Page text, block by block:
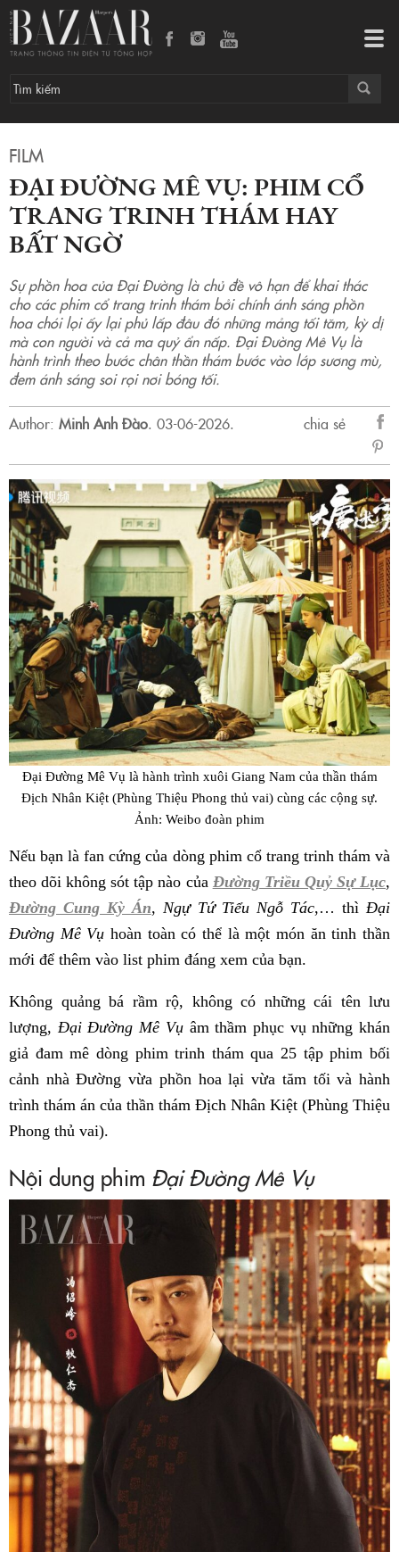
FILM
ĐẠI ĐƯỜNG MÊ VỤ: PHIM CỔ
TRANG TRINH THÁM HAY
BẤT NGỜ
Sự phồn hoa của Đại Đường là chủ đề vô hạn để khai thác
cho các phim cổ trang trinh thám bởi chính ánh sáng phồn
hoa chói lọi ấy lại phủ lấp đâu đó những mảng tối tăm, kỳ dị
mà con người và cả ma quỷ ẩn nấp. Đại Đường Mê Vụ là
hành trình theo bước chân thần thám bước vào lớp sương mù,
đem ánh sáng soi rọi nơi bóng tối.
Author: Minh Anh Đào. 03-06-2026.
chia sẻ
sẻ
Đại Đường Mê Vụ là hành trình xuôi Giang Nam của thần thám
Địch Nhân Kiệt (Phùng Thiệu Phong thủ vai) cùng các cộng sự.
Ảnh: Weibo đoàn phim
Nếu bạn là fan cứng của dòng phim cổ trang trinh thám và
theo dõi không sót tập nào của Đường Triều Quỷ Sự Lục,
Đường Cung Kỳ Án, Ngự Tứ Tiểu Ngỗ Tác,… thìĐại
Đường Mê Vụ hoàn toàn có thể là một món ăn tinh thần
mới để thêm vào list phim đáng xem của bạn.
Không quảng bá rầm rộ, không có những cái tên lưu
lượng, Đại Đường Mê Vụâm thầm phục vụ những khán
giả đam mê dòng phim trinh thám qua 25 tập phim bối
cảnh nhà Đường vừa phồn hoa lại vừa tăm tối và hành
trình thám án của thần thám Địch Nhân Kiệt (Phùng Thiệu
Phong thủ vai).
Nội dung phim Đại Đường Mê Vụ